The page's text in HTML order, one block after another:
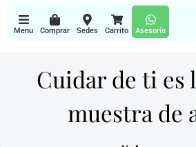
Menu Comprar Sedes Carrito Asesoría
Cuidar de ti es
muestra de